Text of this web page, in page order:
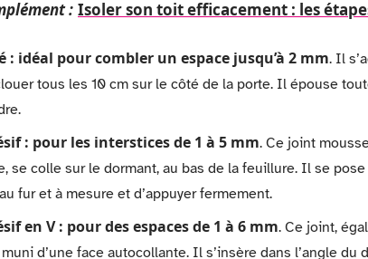
: Isoler son toit efficacement : les
: idéal pour combler un espace jusqu’à 2 mm. Il
tous les 10 cm sur le côté de la porte. Il épouse
: pour les interstices de 1 à 5 mm. Ce joint
se colle sur le dormant, au bas de la feuillure. Il se
fur et à mesure et d’appuyer fermement.
en V : pour des espaces de 1 à 6 mm. Ce joint,
d’une face autocollante. Il s’insère dans l’angle